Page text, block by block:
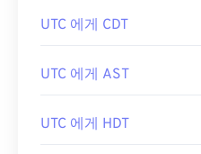
UTC 에게 CDT
UTC 에게 AST
UTC 에게 HDT